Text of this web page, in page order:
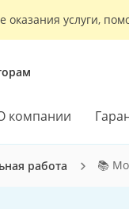
оказания услуги,
компании
работа 📚